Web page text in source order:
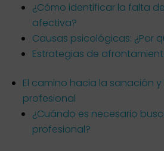
¿Cómo identificar la falta
afectiva?
Causas psicológicas: ¿Por
Estrategias de
El camino hacia la sanación
profesional
¿Cuándo es necesario
profesional?